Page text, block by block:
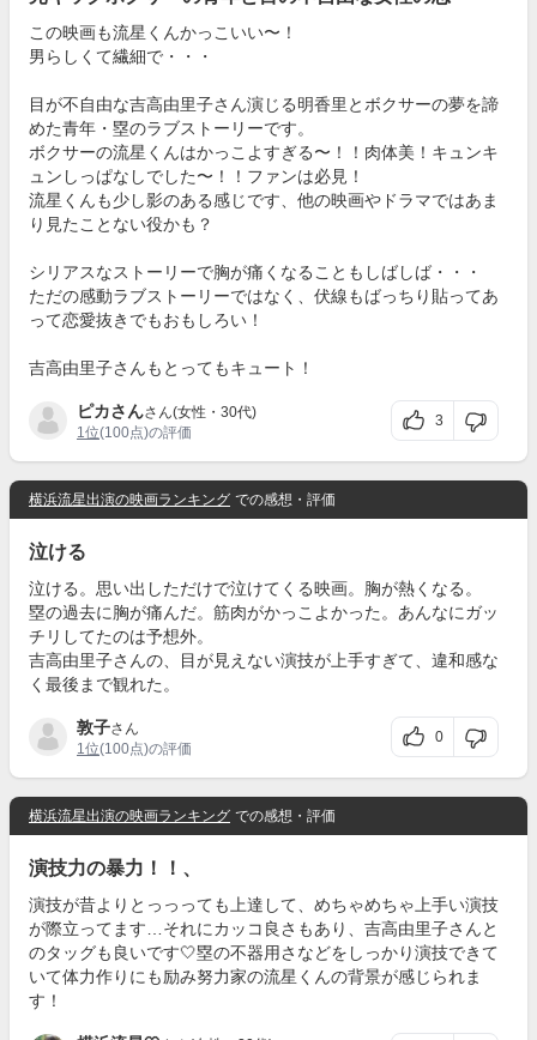
この映画も流星くんかっこいい〜！
男らしくて繊細で・・・
目が不自由な吉高由里子さん演じる明香里とボクサーの夢を諦
めた青年・塁のラブストーリーです。
ボクサーの流星くんはかっこよすぎる〜！！肉体美！キュンキ
ュンしっぱなしでした〜！！ファンは必見！
流星くんも少し影のある感じです、他の映画やドラマではあま
り見たことない役かも？
シリアスなストーリーで胸が痛くなることもしばしば・・・
ただの感動ラブストーリーではなく、伏線もばっちり貼ってあ
って恋愛抜きでもおもしろい！
吉高由里子さんもとってもキュート！
ピカさんさん(女性・30代)
1位(100点)の評価
3
横浜流星出演の映画ランキング での感想・評価
泣ける
泣ける。思い出しただけで泣けてくる映画。胸が熱くなる。
塁の過去に胸が痛んだ。筋肉がかっこよかった。あんなにガッ
チリしてたのは予想外。
吉高由里子さんの、目が見えない演技が上手すぎて、違和感な
く最後まで観れた。
敦子さん
1位(100点)の評価
0
横浜流星出演の映画ランキング での感想・評価
演技力の暴力！！、
演技が昔よりとっっっても上達して、めちゃめちゃ上手い演技
が際立ってます…それにカッコ良さもあり、吉高由里子さんと
のタッグも良いです🤍塁の不器用さなどをしっかり演技できて
いて体力作りにも励み努力家の流星くんの背景が感じられま
す！